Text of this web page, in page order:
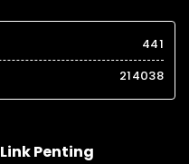
441
214038
Link Penting